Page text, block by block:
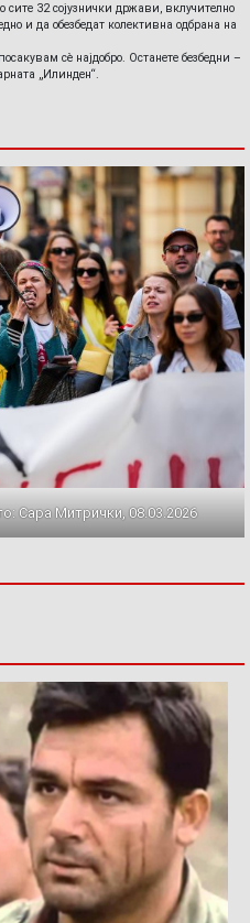
32 сојузнички држави, вклучително
и да обезбедат колективна одбрана на
сè најдобро. Останете безбедни –
„Илинден“.
Сара Митрички, 08.03.2026